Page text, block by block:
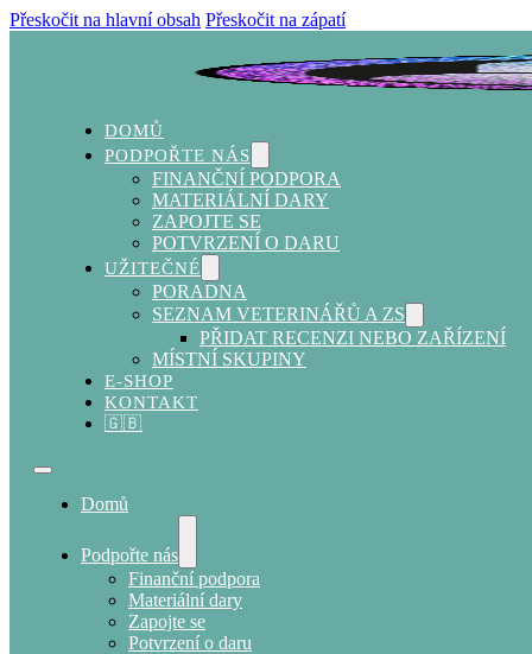
Přeskočit na hlavní obsah Přeskočit na zápatí
DOMŮ
PODPOŘTE NÁS
FINANČNÍ PODPORA
MATERIÁLNÍ DARY
ZAPOJTE SE
POTVRZENÍ O DARU
UŽITEČNÉ
PORADNA
SEZNAM VETERINÁŘŮ A ZS
PŘIDAT RECENZI NEBO ZAŘÍZENÍ
MÍSTNÍ SKUPINY
E-SHOP
KONTAKT
🇬🇧
Domů
Podpořte nás
Finanční podpora
Materiální dary
Zapojte se
Potvrzení o daru